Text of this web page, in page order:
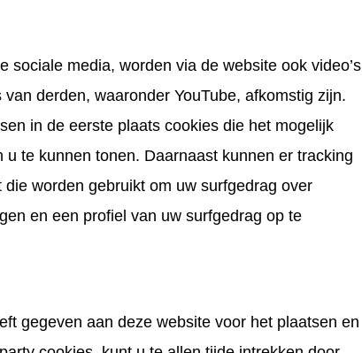
sociale media, worden via de website ook video’s
derden, waaronder YouTube, afkomstig zijn.
in de eerste plaats cookies die het mogelijk
u te kunnen tonen. Daarnaast kunnen er tracking
worden gebruikt om uw surfgedrag over
en een profiel van uw surfgedrag op te
gegeven aan deze website voor het plaatsen en